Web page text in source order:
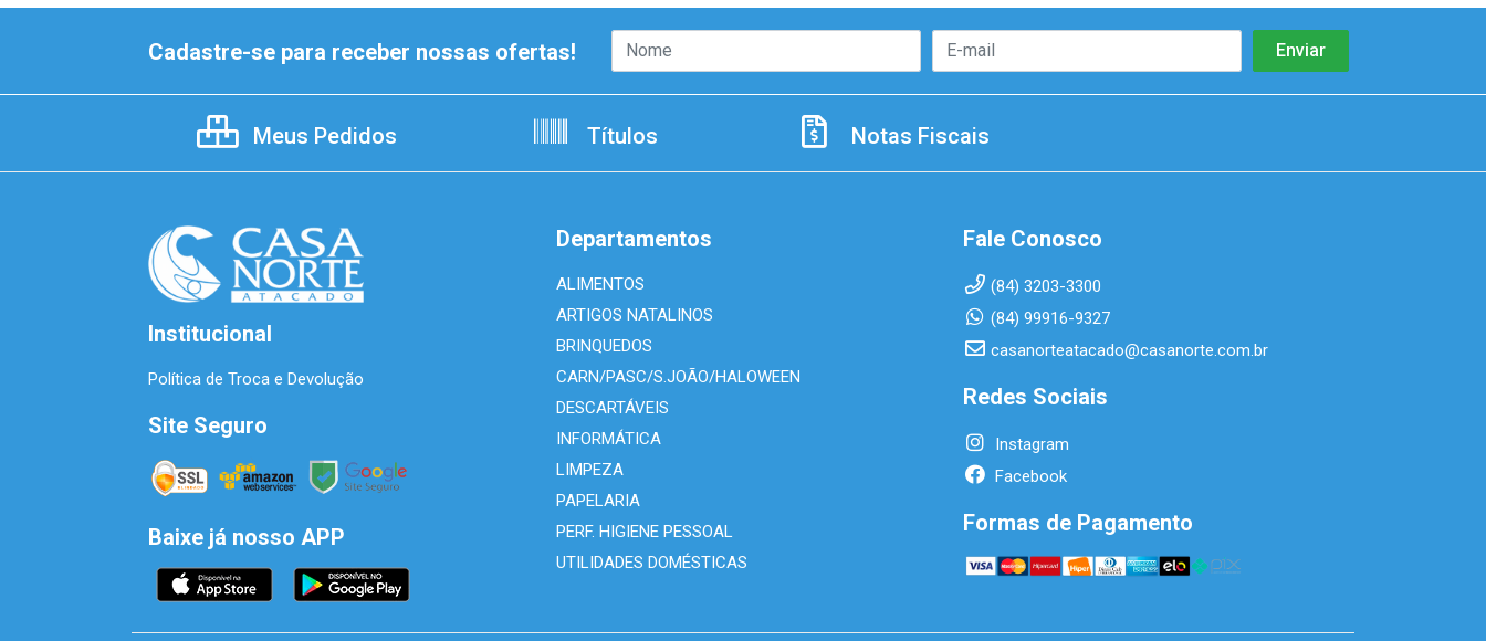
Cadastre-se para receber nossas ofertas!
Meus Pedidos Títulos Notas Fiscais
Institucional
Política de Troca e Devolução
Site Seguro
Baixe já nosso APP
Departamentos
ALIMENTOS
ARTIGOS NATALINOS
BRINQUEDOS
CARN/PASC/S.JOÃO/HALOWEEN
DESCARTÁVEIS
INFORMÁTICA
LIMPEZA
PAPELARIA
PERF. HIGIENE PESSOAL
UTILIDADES DOMÉSTICAS
Fale Conosco
(84) 3203-3300
(84) 99916-9327
casanorteatacado@casanorte.com.br
Redes Sociais
Instagram
Facebook
Formas de Pagamento